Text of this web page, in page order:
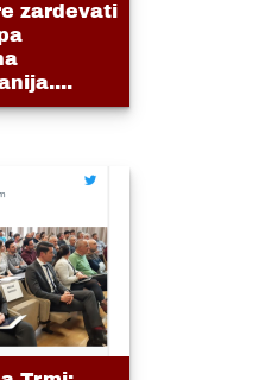
zardevati